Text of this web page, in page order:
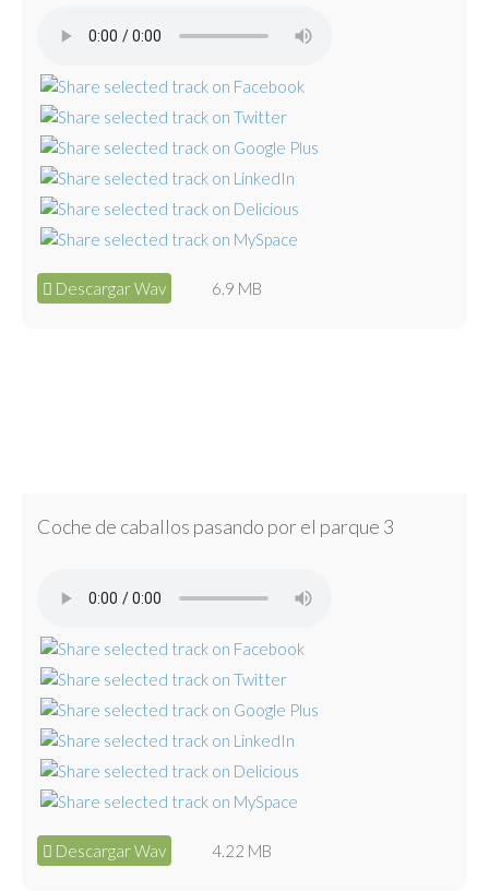
Descargar Wav 6.9 MB
Coche de caballos pasando por el parque 3
Descargar Wav 4.22 MB